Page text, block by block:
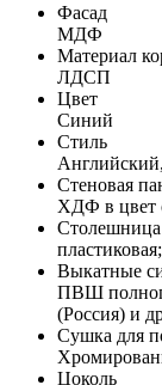
Фасад
МДФ
Материал
ЛДСП
Цвет
Синий
Стиль
Стеновая
ХДФ в цвет
Столешница
Выкатные
ПВШ
(Россия) и
Сушка для
Цоколь